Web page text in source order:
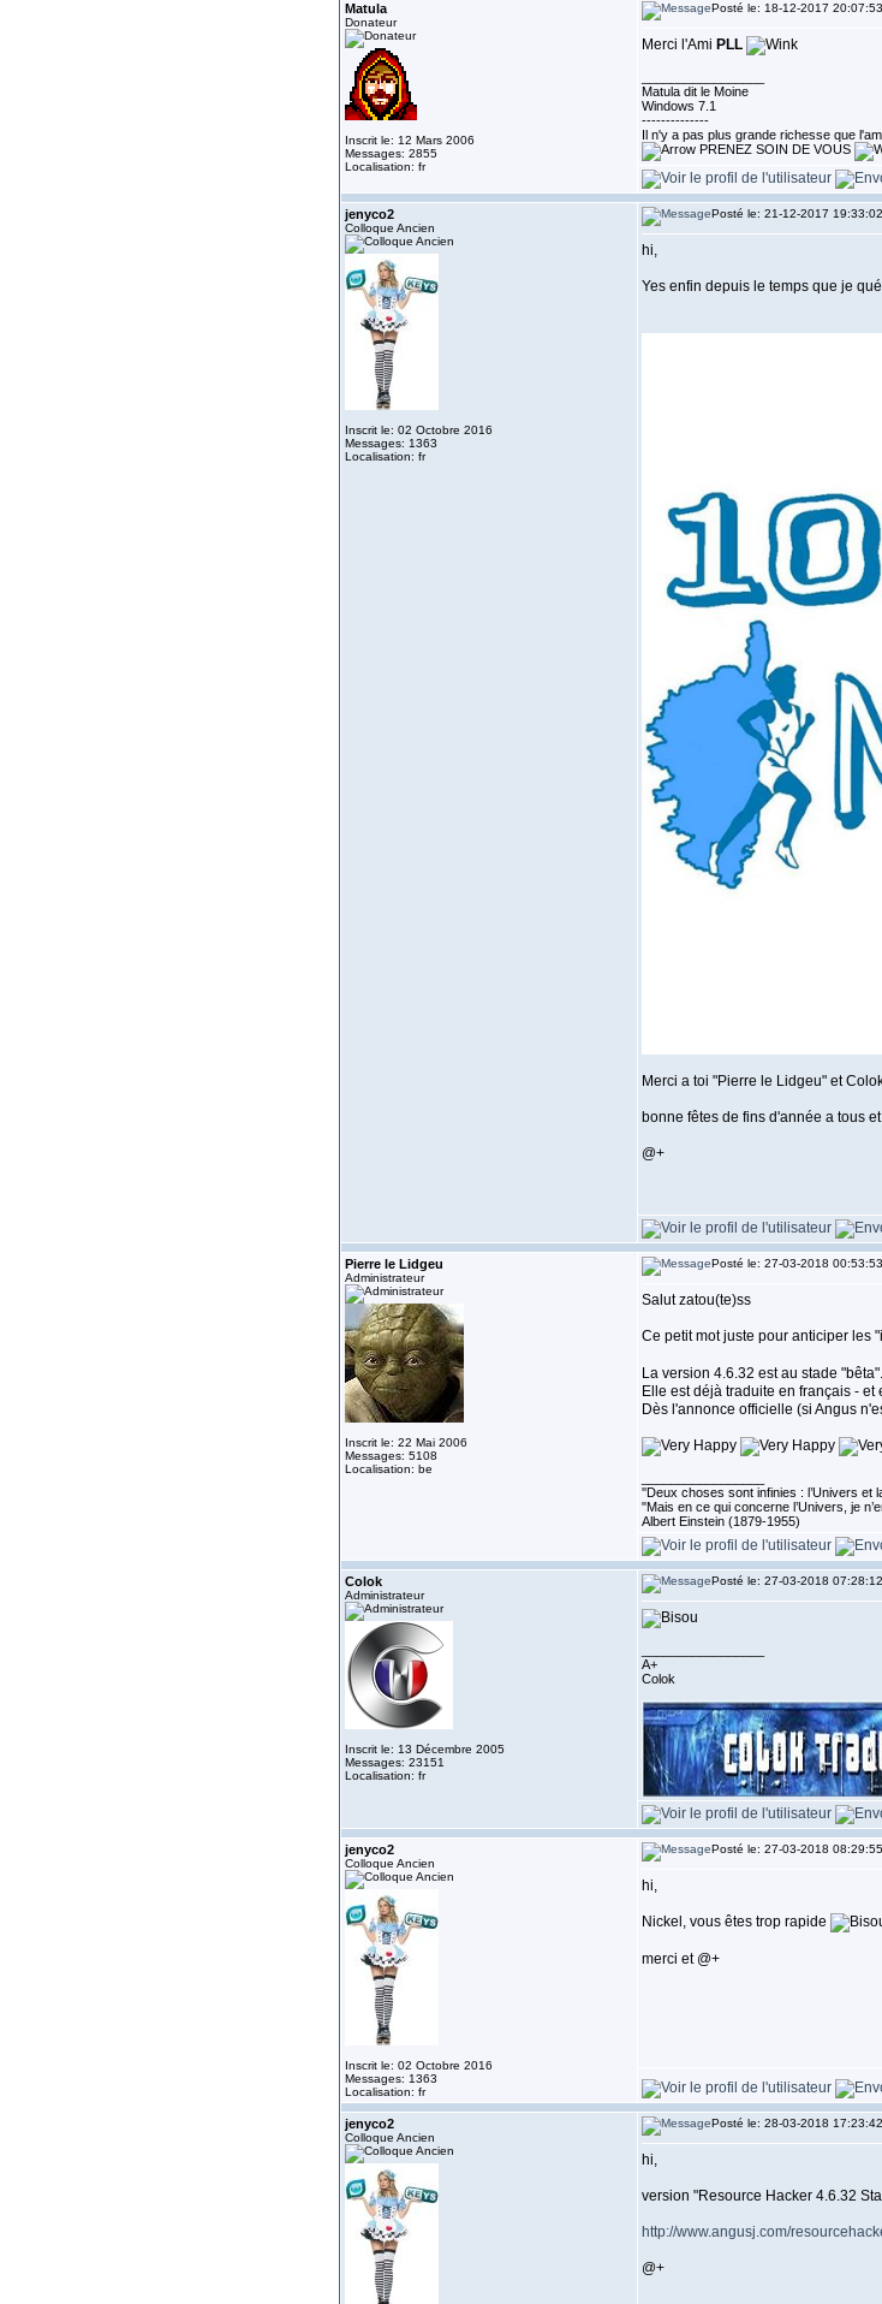
Matula
Donateur
Inscrit le: 12 Mars 2006
Messages: 2855
Localisation: fr
Posté le: 18-12-2017 20:07:53
Merci l'Ami PLL
Matula dit le Moine
Windows 7.1
--------------
Il n'y a pas plus grande richesse que
PRENEZ SOIN DE VOUS
jenyco2
Colloque Ancien
Inscrit le: 02 Octobre 2016
Messages: 1363
Localisation: fr
Posté le: 21-12-2017 19:33:02
hi,
Yes enfin depuis le temps que je
Merci a toi "Pierre le Lidgeu" et
bonne fêtes de fins d'année a tous
@+
Pierre le Lidgeu
Administrateur
Inscrit le: 22 Mai 2006
Messages: 5108
Localisation: be
Posté le: 27-03-2018 00:53:53
Salut zatou(te)ss
Ce petit mot juste pour anticiper les
La version 4.6.32 est au stade "bêta".
Elle est déjà traduite en français -
Dès l'annonce officielle (si Angus
''Deux choses sont infinies : l’Univers et
"Mais en ce qui concerne l’Univers, je
Albert Einstein (1879-1955)
Colok
Administrateur
Inscrit le: 13 Décembre 2005
Messages: 23151
Localisation: fr
Posté le: 27-03-2018 07:28:12
A+
Colok
jenyco2
Colloque Ancien
Inscrit le: 02 Octobre 2016
Messages: 1363
Localisation: fr
Posté le: 27-03-2018 08:29:55
hi,
Nickel, vous êtes trop rapide
merci et @+
jenyco2
Colloque Ancien
Posté le: 28-03-2018 17:23:42
hi,
version "Resource Hacker 4.6.32
http://www.angusj.com/
@+